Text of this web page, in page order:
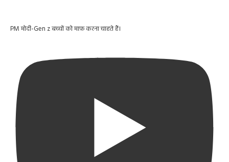
PM मोदी-Gen z बच्चों को माफ़ करना चाहते हैं।